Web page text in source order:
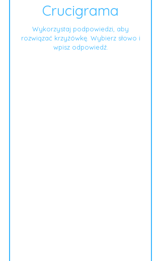
Crucigrama
Wykorzystaj podpowiedzi, aby
rozwiązać krzyżówkę. Wybierz słowo i
wpisz odpowiedź.